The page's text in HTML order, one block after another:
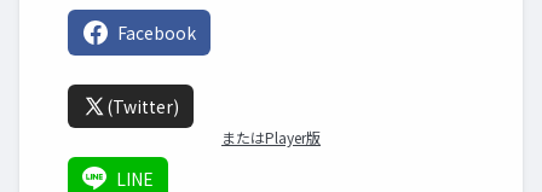
Facebook
(Twitter)
またはPlayer版
LINE